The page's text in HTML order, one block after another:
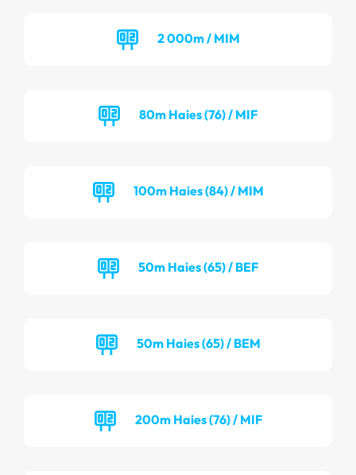
2 000m / MIM
80m Haies (76) / MIF
100m Haies (84) / MIM
50m Haies (65) / BEF
50m Haies (65) / BEM
200m Haies (76) / MIF